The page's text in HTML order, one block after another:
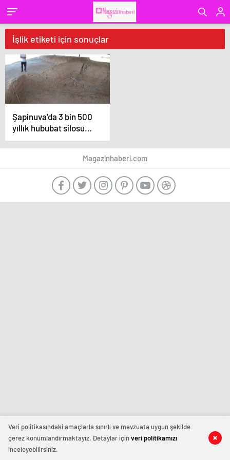
İşlik etiketi için sonuçlar
Şapinuva’da 3 bin 500
yıllık hububat silosu
bulundu
Magazinhaberi.com
Veri politikasındaki amaçlarla sınırlı ve mevzuata uygun şekilde
çerez konumlandırmaktayız. Detaylar içinveri politikamızı
inceleyebilirsiniz.